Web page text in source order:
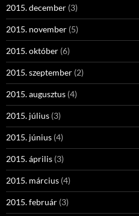
2015. december (3)
2015. november (5)
2015. október (6)
2015. szeptember (2)
2015. augusztus (4)
2015. július (3)
2015. június (4)
2015. április (3)
2015. március (4)
2015. február (3)